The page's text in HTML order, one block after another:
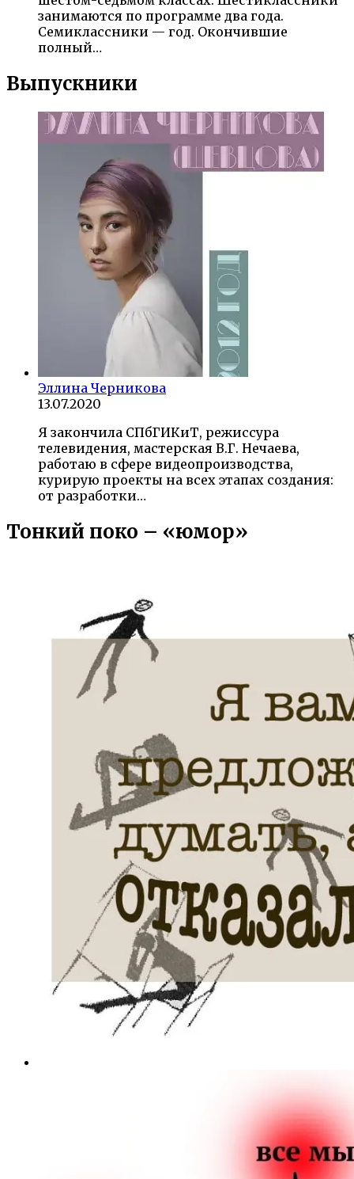
занимаются по программе два года.
Семиклассники — год. Окончившие
полный…
Выпускники
Эллина Черникова
13.07.2020
Я закончила СПбГИКиТ, режиссура
телевидения, мастерская В.Г. Нечаева,
работаю в сфере видеопроизводства,
курирую проекты на всех этапах создания:
от разработки…
Тонкий поко – «юмор»